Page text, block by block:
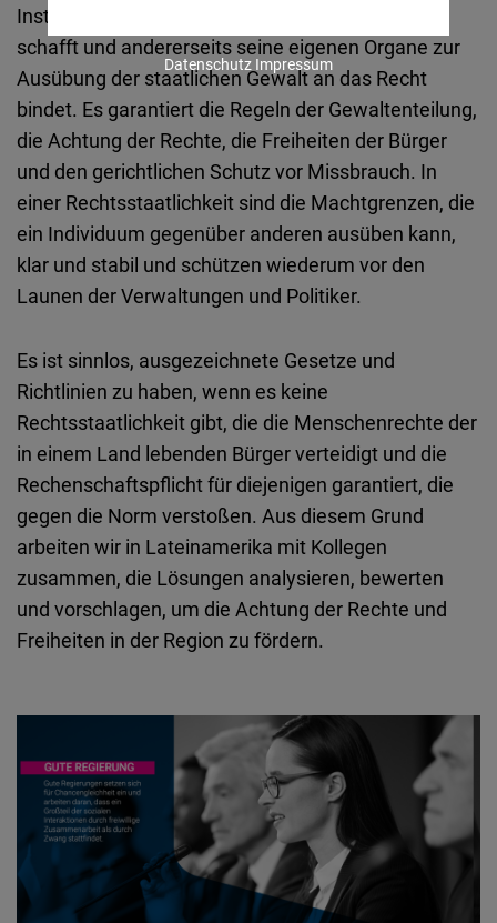
Instrument, das allgemein verbindliches Recht
schafft und andererseits seine eigenen Organe zur
Ausübung der staatlichen Gewalt an das Recht
bindet. Es garantiert die Regeln der Gewaltenteilung,
die Achtung der Rechte, die Freiheiten der Bürger
und den gerichtlichen Schutz vor Missbrauch. In
einer Rechtsstaatlichkeit sind die Machtgrenzen, die
ein Individuum gegenüber anderen ausüben kann,
klar und stabil und schützen wiederum vor den
Launen der Verwaltungen und Politiker.
Es ist sinnlos, ausgezeichnete Gesetze und
Richtlinien zu haben, wenn es keine
Rechtsstaatlichkeit gibt, die die Menschenrechte der
in einem Land lebenden Bürger verteidigt und die
Rechenschaftspflicht für diejenigen garantiert, die
gegen die Norm verstoßen. Aus diesem Grund
arbeiten wir in Lateinamerika mit Kollegen
zusammen, die Lösungen analysieren, bewerten
und vorschlagen, um die Achtung der Rechte und
Freiheiten in der Region zu fördern.
Embed
Google
Maps
Embed
Cloudinary
Flickr
Newsletter2go
Embed
Podigee
Embed
D.Vinci
Embed
Datenschutz Impressum